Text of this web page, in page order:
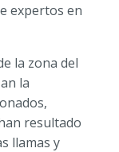
expertos en
la zona del
la
resultado
llamas y